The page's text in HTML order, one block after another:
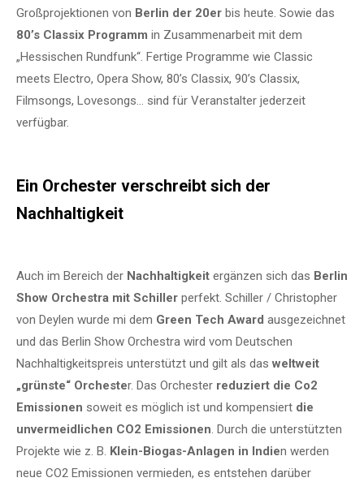
Großprojektionen von Berlin der 20er bis heute. Sowie das
80’s Classix Programm in Zusammenarbeit mit dem
„Hessischen Rundfunk“. Fertige Programme wie Classic
meets Electro, Opera Show, 80’s Classix, 90’s Classix,
Filmsongs, Lovesongs… sind für Veranstalter jederzeit
verfügbar.
Ein Orchester verschreibt sich der
Nachhaltigkeit
Auch im Bereich der Nachhaltigkeit ergänzen sich das Berlin
Show Orchestra mit Schiller perfekt. Schiller / Christopher
von Deylen wurde mi dem Green Tech Award ausgezeichnet
und das Berlin Show Orchestra wird vom Deutschen
Nachhaltigkeitspreis unterstützt und gilt als das weltweit
„grünste“ Orchester. Das Orchester reduziert die Co2
Emissionen soweit es möglich ist und kompensiert die
unvermeidlichen CO2 Emissionen. Durch die unterstützten
Projekte wie z. B. Klein-Biogas-Anlagen in Indien werden
neue CO2 Emissionen vermieden, es entstehen darüber